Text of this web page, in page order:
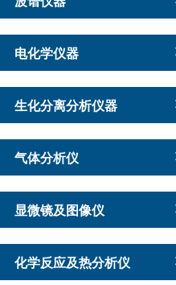
电化学仪器
生化分离分析仪器
气体分析仪
显微镜及图像仪
化学反应及热分析仪